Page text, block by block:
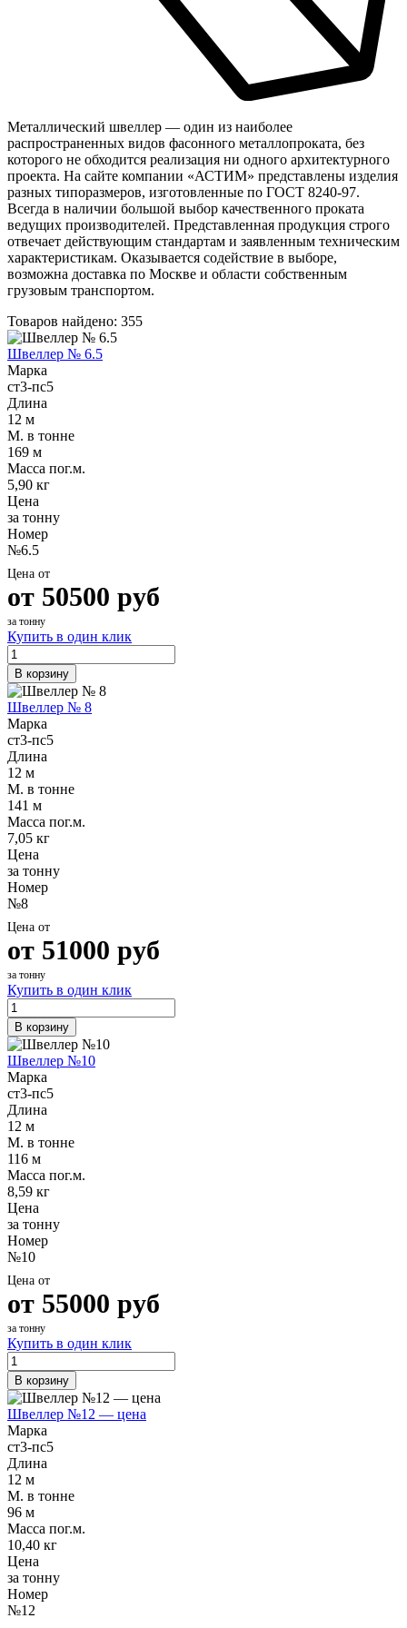
медный
(пруток)
Лента
Лист
медный
Труба
медная
Круг
бронзовый
(пруток)
Олово,
cвинец,
цинк,
Фитинги
резьбовые
латунные
Фитинги
резьбовые
стальные
чугунные
Хомуты
стальные
Труба ВГП
БУ металл
БУ трубы
Хомуты
стальные
Металлический швеллер — один из наиболее
распространенных видов фасонного металлопроката, без
которого не обходится реализация ни одного архитектурного
проекта. На сайте компании «АСТИМ» представлены изделия
разных типоразмеров, изготовленные по ГОСТ 8240-97.
Всегда в наличии большой выбор качественного проката
ведущих производителей. Представленная продукция строго
отвечает действующим стандартам и заявленным техническим
характеристикам. Оказывается содействие в выборе,
возможна доставка по Москве и области собственным
грузовым транспортом.
Товаров найдено: 355
Швеллер № 6.5
Марка
ст3-пс5
Длина
12 м
М. в тонне
169 м
Масса пог.м.
5,90 кг
Цена
за тонну
Номер
№6.5
Цена от
от 50500 руб
за тонну
Купить в один клик
В корзину
Швеллер № 8
Марка
ст3-пс5
Длина
12 м
М. в тонне
141 м
Масса пог.м.
7,05 кг
Цена
за тонну
Номер
№8
Цена от
от 51000 руб
за тонну
Купить в один клик
В корзину
Швеллер №10
Марка
ст3-пс5
Длина
12 м
М. в тонне
116 м
Масса пог.м.
8,59 кг
Цена
за тонну
Номер
№10
Цена от
от 55000 руб
за тонну
Купить в один клик
В корзину
Швеллер №12 — цена
Марка
ст3-пс5
Длина
12 м
М. в тонне
96 м
Масса пог.м.
10,40 кг
Цена
за тонну
Номер
№12